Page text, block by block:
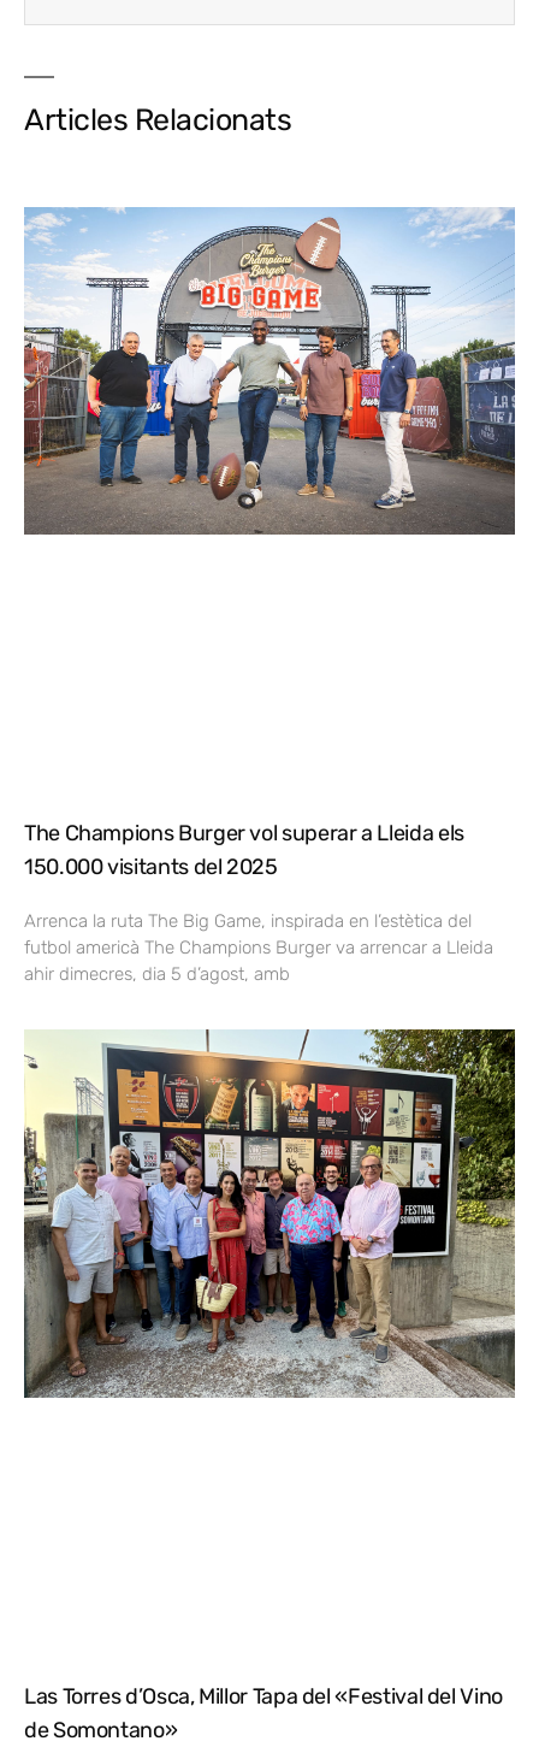
Articles Relacionats
The Champions Burger vol superar a Lleida els
150.000 visitants del 2025
Arrenca la ruta The Big Game, inspirada en l’estètica del
futbol americà The Champions Burger va arrencar a Lleida
ahir dimecres, dia 5 d’agost, amb
Las Torres d’Osca, Millor Tapa del «Festival del Vino
de Somontano»